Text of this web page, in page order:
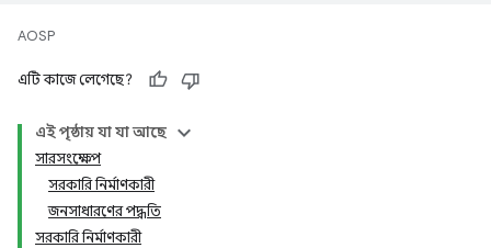
AOSP
এটি কাজে লেগেছে?
এই পৃষ্ঠায় যা যা আছে
সারসংক্ষেপ
সরকারি নির্মাণকারী
জনসাধারণের পদ্ধতি
সরকারি নির্মাণকারী